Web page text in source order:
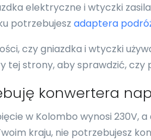
elektryczne i wtyczki
potrzebujesz adaptera
czy gniazdka i wtyczki
tej strony, aby sprawdzić,
konwertera
w Kolombo wynosi 230V,
kraju, nie potrzebujesz